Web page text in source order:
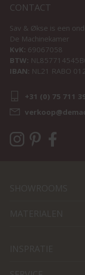
CONTACT
Sav & Økse is een
De Machinekamer
KvK: 69067058
BTW:
IBAN: NL21 RABO
+31 (0) 75 711